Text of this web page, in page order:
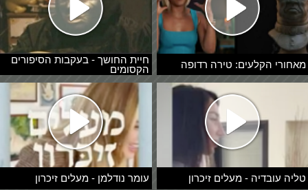
מאחורי הקלעים: טירה רדופה
חיית החושך - בעקבות הסיפורים
הקסומים
טליה עובדיה - מעלים זיכרון עומר נודלמן - מעלים זיכרון